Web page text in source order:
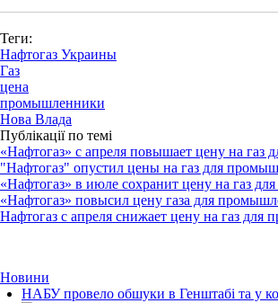
Теги:
Нафтогаз Украины
Газ
цена
промышленники
Нова Влада
Публікації по темі
«Нафтогаз» с апреля повышает цену на газ
"Нафтогаз" опустил цены на газ для
«Нафтогаз» в июле сохранит цену на газ
«Нафтогаз» повысил цену газа для
Нафтогаз с апреля снижает цену на газ для
Новини
НАБУ провело обшуки в Генштабі та у